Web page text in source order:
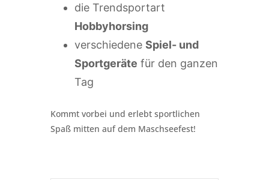
die Trendsportart
Hobbyhorsing
verschiedene Spiel- und
Sportgeräte für den ganzen
Tag
Kommt vorbei und erlebt sportlichen
Spaß mitten auf dem Maschseefest!